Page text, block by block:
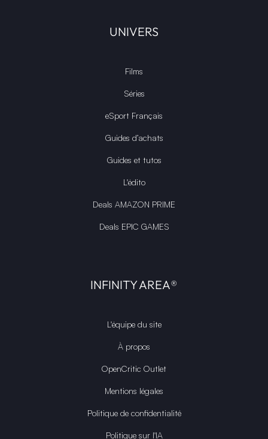
UNIVERS
Films
Séries
eSport Français
Guides d’achats
Guides et tutos
L'édito
Deals AMAZON PRIME
Deals EPIC GAMES
INFINITY AREA®
L'équipe du site
À propos
OpenCritic Outlet
Mentions légales
Politique de confidentialité
Politique sur l'IA